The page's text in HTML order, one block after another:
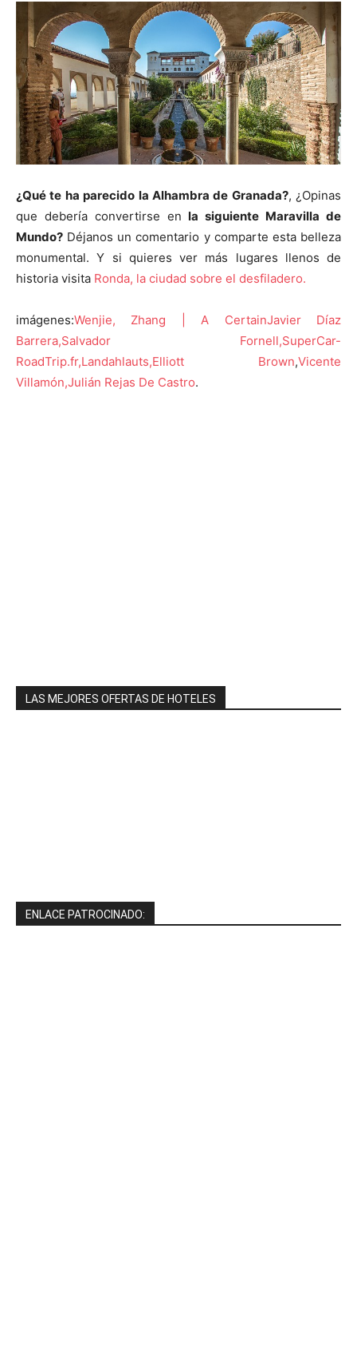
¿Qué te ha parecido la Alhambra de Granada?, ¿Opinas
que debería convertirse enla siguiente Maravilla de
Mundo? Déjanos un comentario y comparte esta belleza
monumental. Y si quieres ver más lugares llenos de
historia visita Ronda, la ciudad sobre el desfiladero.
imágenes:Wenjie, Zhang | A CertainJavier Díaz
Barrera,Salvador Fornell,SuperCar-
RoadTrip.fr,Landahlauts,Elliott Brown,Vicente
Villamón,Julián Rejas De Castro.
LAS MEJORES OFERTAS DE HOTELES
ENLACE PATROCINADO: